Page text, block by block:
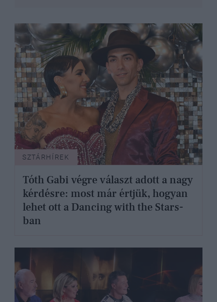
SZTÁRHÍREK
Tóth Gabi végre választ adott a nagy
kérdésre: most már értjük, hogyan
lehet ott a Dancing with the Stars-
ban